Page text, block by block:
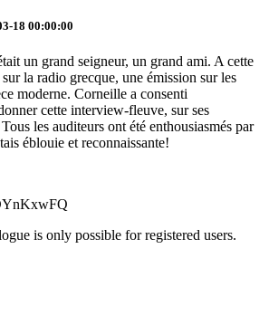
18 00:00:00
un grand seigneur, un grand ami. A cette
la radio grecque, une émission sur les
moderne. Corneille a consenti
cette interview-fleuve, sur ses
les auditeurs ont été enthousiasmés par
éblouie et reconnaissante!
is only possible for registered users.